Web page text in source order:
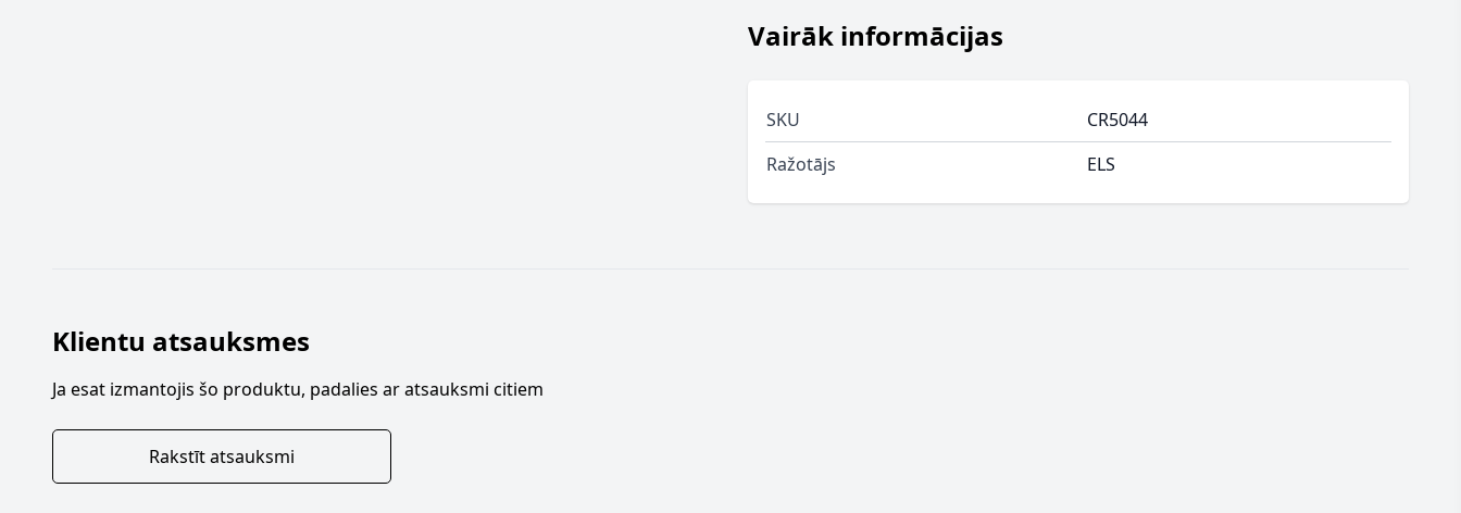
Vairāk informācijas
SKU
CR5044
Ražotājs
ELS
Klientu atsauksmes
Ja esat izmantojis šo produktu, padalies ar atsauksmi citiem
Rakstīt atsauksmi